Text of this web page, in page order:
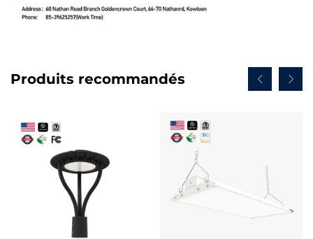
Produits recommandés